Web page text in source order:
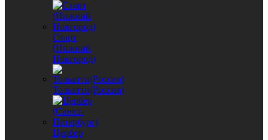
Старт
(Нижний
Новгород)
Тольятти(Россия)
Цербер